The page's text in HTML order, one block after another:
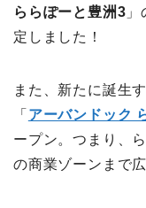
ららぽーと豊洲3
定しました！
また、新たに誕生
「 アーバンドック
ープン。つまり、
の商業ゾーンまで